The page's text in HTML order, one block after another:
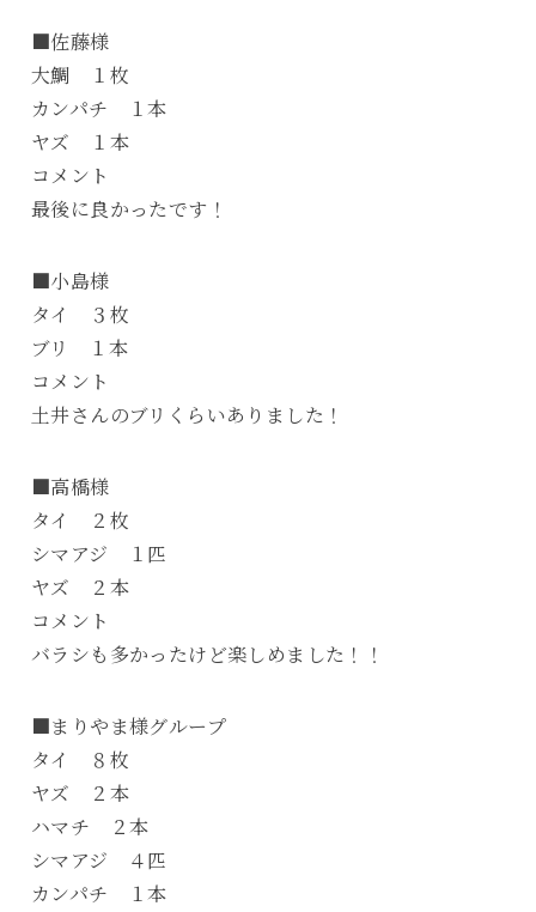
■佐藤様
大鯛 １枚
カンパチ １本
ヤズ １本
コメント
最後に良かったです！
■小島様
タイ ３枚
ブリ １本
コメント
土井さんのブリくらいありました！
■高橋様
タイ ２枚
シマアジ １匹
ヤズ ２本
コメント
バラシも多かったけど楽しめました！！
■まりやま様グループ
タイ ８枚
ヤズ ２本
ハマチ ２本
シマアジ ４匹
カンパチ １本